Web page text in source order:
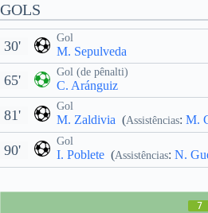
GOLS
Gol
M. Sepulveda
30'
Gol (de pênalti)
C. Aránguiz
65'
Gol
M. Zaldivia (Assistências: M.
81'
Gol
I. Poblete (Assistências: N.
90'
7